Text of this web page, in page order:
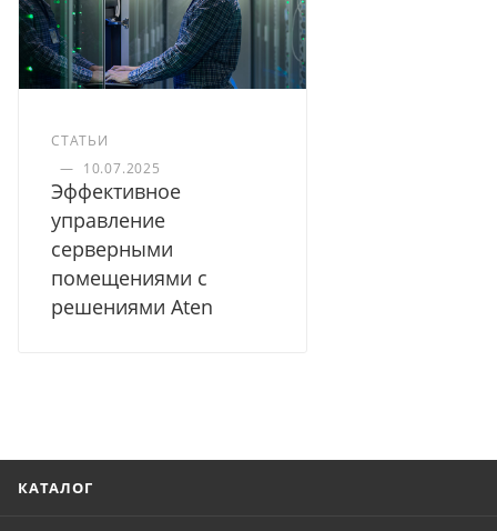
СТАТЬИ
— 10.07.2025
Эффективное
управление
серверными
помещениями с
решениями Aten
КАТАЛОГ